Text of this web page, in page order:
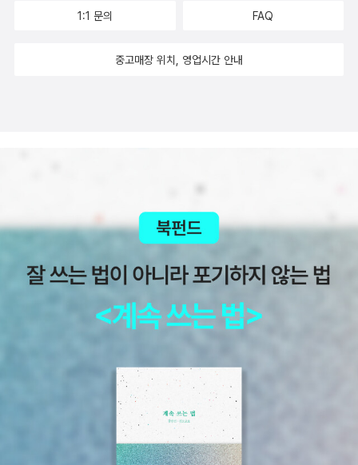
하다. 그리고 이 책에서 마음에 들었던 점은, 각 주제를 아이에게
던 이야기, 아이에게 어떻게 전달할까 고민했던 이야기 등을 솔직
에 나오는 인용구들을 넣은 점인데, 차라리 함께 고민해 볼 질문
을 넣었으면 어떠했을까. 어차피 이 얇은 분량으로 해당 주제들에
대한 지식을 넣어주거나, 교육 방법등을 전달하고 싶은 목적이 아
수 있도록 했으면 더 나았을 것 같다.책을 읽으면서 자연스럽게
고민하는 아빠, 엄마들이 생각났다. 적극 추천한다. 신앙을 가르
치는 태도에 적잖이 놀랄 사람들이 많을 것 같고, 해당 주제에 대
해서 의외로 자신의 지식이 적다는 것에 놀랄 사람들도 많을 것
같다. #하나님은너무어려워 #송미현 #IVP #다시시작하는리뷰
1:1 문의 FAQ
중고매장 위치, 영업시간 안내